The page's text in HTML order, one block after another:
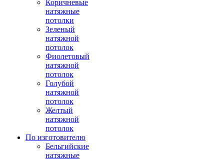
Коричневые
натяжные
потолки
Зеленый
натяжной
потолок
Фиолетовый
натяжной
потолок
Голубой
натяжной
потолок
Желтый
натяжной
потолок
По изготовителю
Бельгийские
натяжные